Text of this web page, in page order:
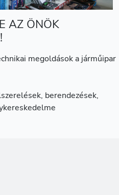
AZ ÖNÖK
megoldások a járműipar
berendezések,